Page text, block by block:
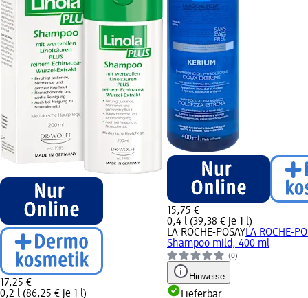
17,25 €
0,2 l (86,25 € je 1 l)
15,75 €
0,4 l (39,38 € je 1 l)
LA ROCHE-POSAYLA ROCHE-
Shampoo mild, 400 ml
(0)
Hinweise
Lieferbar